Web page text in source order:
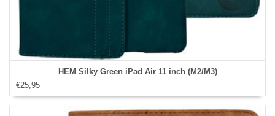
HEM Silky Green iPad Air 11 inch (M2/M3)
€25,95